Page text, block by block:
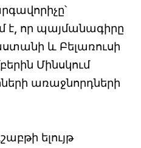
է, որ պայմանագիրը
և Բելառուսի
Մինսկում
առաջնորդների
ելույթ